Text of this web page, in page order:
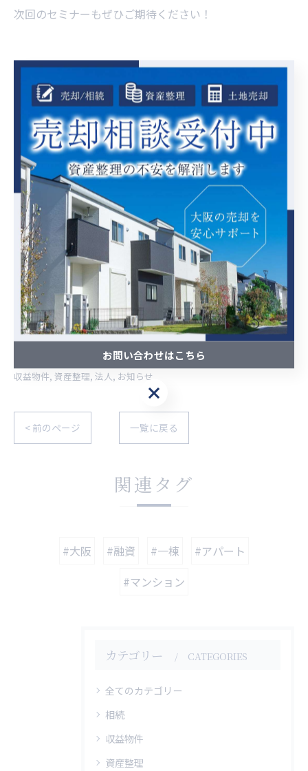
次回のセミナーもぜひご期待ください！
--------------------------------------------------------------------
大阪不動産売却相談センター
住所 : 大阪府大阪市中央区淡路町１丁目６番９号 8階
電話番号 : 080-9138-2394
大阪で収益物件の運用を相談
大阪で資産整理に取り組む
法人資産の活用を大阪で提案
--------------------------------------------------------------------
--
収益物件 資産整理 法人 お知らせ
< 前のページ 一覧に戻る
関連タグ
#大阪 #融資 #一棟
#アパート
#マンション
カテゴリー CATEGORIES
全てのカテゴリー
相続
収益物件
資産整理
お問い合わせはこちら